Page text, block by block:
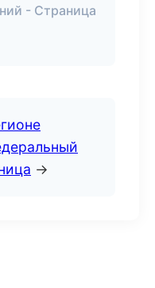
- Страница
→